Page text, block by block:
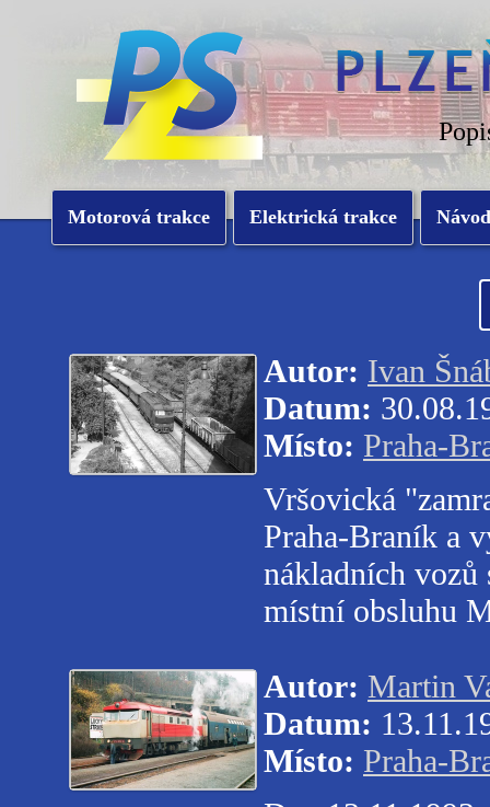
Motorová trakce Elektrická trakce
Autor: Ivan
Datum:
Místo: Praha-
Vršovická
Praha-Braník a
nákladních vozů
místní obsluhu
Autor: Martin
Datum:
Místo: Praha-